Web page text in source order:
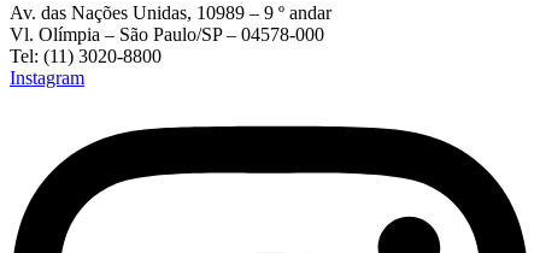
Av. das Nações Unidas, 10989 – 9 º andar
Vl. Olímpia – São Paulo/SP – 04578-000
Tel: (11) 3020-8800
Instagram